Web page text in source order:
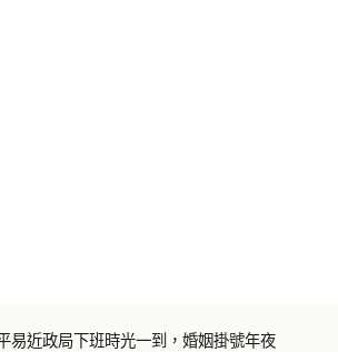
近政局下班時光一到，婚姻掛號年夜